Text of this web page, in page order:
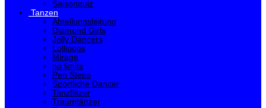
Saisonquiz
Tanzen
Abteilungsleitung
Diamond Girls
Jolly Dancers
Lollipops
Mirage
no limits
Pep Steps
Sportliche Dancer
Tanzflitzer
Traumtänzer